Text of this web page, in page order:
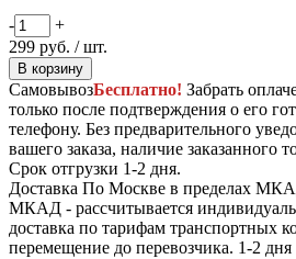
-
+
299 руб. / шт.
В корзину
СамовывозБесплатно! Забрать
только после подтверждения о его
телефону. Без предварительного
вашего заказа, наличие заказанного
Срок отгрузки 1-2 дня.
Доставка По Москве в пределах
МКАД - рассчитывается
доставка по тарифам транспортных
перемещение до перевозчика. 1-2 дня